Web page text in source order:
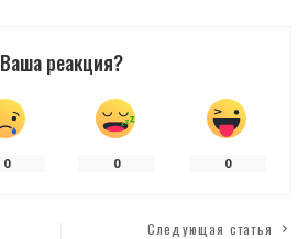
Ваша реакция?
0 0 0
Следующая статья